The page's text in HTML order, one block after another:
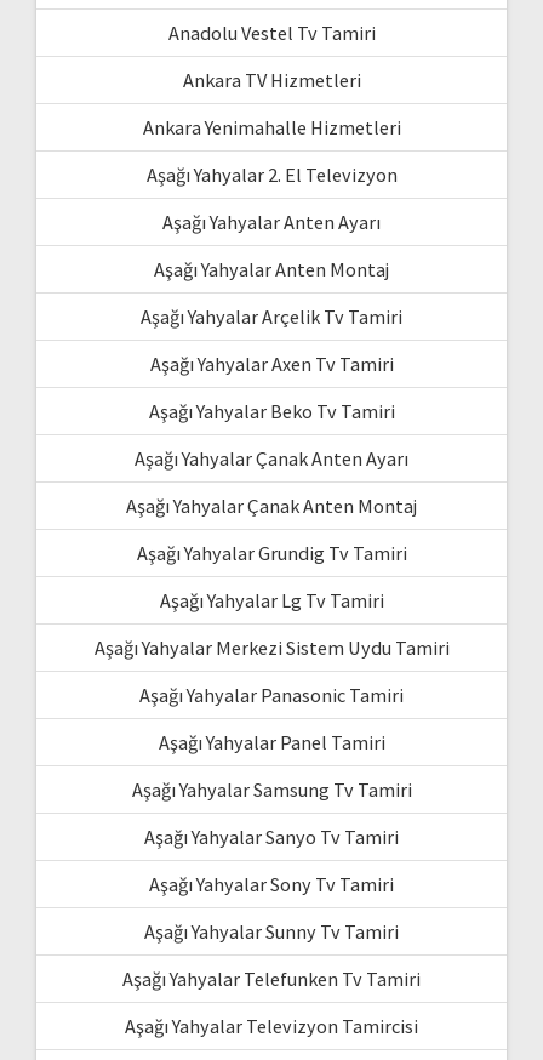
Anadolu Vestel Tv Tamiri
Ankara TV Hizmetleri
Ankara Yenimahalle Hizmetleri
Aşağı Yahyalar 2. El Televizyon
Aşağı Yahyalar Anten Ayarı
Aşağı Yahyalar Anten Montaj
Aşağı Yahyalar Arçelik Tv Tamiri
Aşağı Yahyalar Axen Tv Tamiri
Aşağı Yahyalar Beko Tv Tamiri
Aşağı Yahyalar Çanak Anten Ayarı
Aşağı Yahyalar Çanak Anten Montaj
Aşağı Yahyalar Grundig Tv Tamiri
Aşağı Yahyalar Lg Tv Tamiri
Aşağı Yahyalar Merkezi Sistem Uydu Tamiri
Aşağı Yahyalar Panasonic Tamiri
Aşağı Yahyalar Panel Tamiri
Aşağı Yahyalar Samsung Tv Tamiri
Aşağı Yahyalar Sanyo Tv Tamiri
Aşağı Yahyalar Sony Tv Tamiri
Aşağı Yahyalar Sunny Tv Tamiri
Aşağı Yahyalar Telefunken Tv Tamiri
Aşağı Yahyalar Televizyon Tamircisi